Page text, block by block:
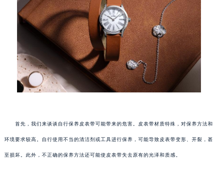
首先，我们来谈谈自行保养皮表带可能带来的危害。皮表带材质特殊，对保养方法和
环境要求较高。自行使用不当的清洁剂或工具进行保养，可能导致皮表带变形、开裂，甚
至损坏。此外，不正确的保养方法还可能使皮表带失去原有的光泽和质感。